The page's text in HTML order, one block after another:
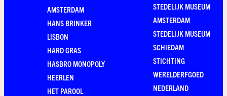
AMSTERDAM
HANS BRINKER
LISBON
HARD GRAS
HASBRO MONOPOLY
HEERLEN
HET PAROOL
STEDELIJK MUSEUM
AMSTERDAM
STEDELIJK MUSEUM
SCHIEDAM
STICHTING
WERELDERFGOED
NEDERLAND